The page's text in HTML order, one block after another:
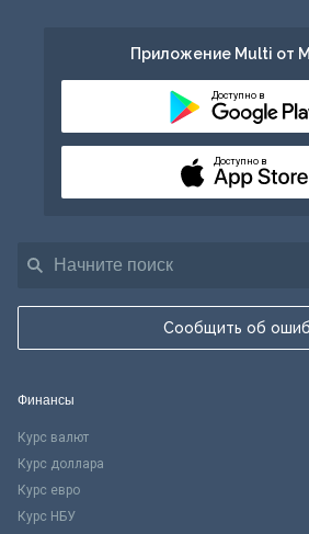
Сообщить об
Приложение Multi от
Доступно в
Доступно в
Финансы
Курс валют
Курс доллара
Курс евро
Курс НБУ